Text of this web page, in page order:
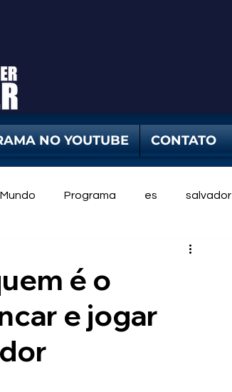
NO YOUTUBE CONTATO
Mundo Programa es salvador
é o
e jogar